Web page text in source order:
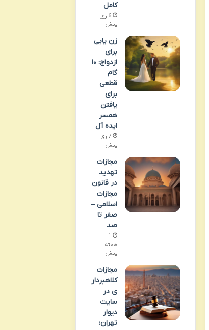
کامل
6 روز
پیش
زن یابی
برای
ازدواج: ۱۰
گام
قطعی
برای
یافتن
همسر
ایده آل
7 روز
پیش
مجازات
تهدید
در قانون
مجازات
اسلامی –
صفر تا
صد
1
هفته
پیش
مجازات
کلاهبردار
ی در
سایت
دیوار
تهران: